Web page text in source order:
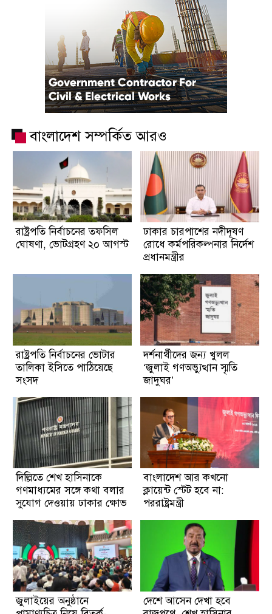
বাংলাদেশ সম্পর্কিত আরও
রাষ্ট্রপতি নির্বাচনের তফসিল
ঘোষণা, ভোটগ্রহণ ২০ আগস্ট
ঢাকার চারপাশের নদীদূষণ
রোধে কর্মপরিকল্পনার নির্দেশ
প্রধানমন্ত্রীর
রাষ্ট্রপতি নির্বাচনের ভোটার
তালিকা ইসিতে পাঠিয়েছে
সংসদ
দর্শনার্থীদের জন্য খুলল
‘জুলাই গণঅভ্যুত্থান স্মৃতি
জাদুঘর’
দিল্লিতে শেখ হাসিনাকে
গণমাধ্যমের সঙ্গে কথা বলার
সুযোগ দেওয়ায় ঢাকার ক্ষোভ
বাংলাদেশ আর কখনো
ক্লায়েন্ট স্টেট হবে না:
পররাষ্ট্রমন্ত্রী
জুলাইয়ের অনুষ্ঠানে
দেশে আসেন দেখা হবে